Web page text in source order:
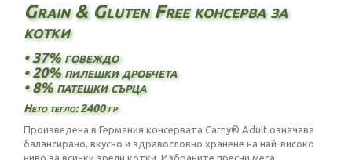
Grain & Gluten Free консерва за
котки
• 37% говеждо
• 20% пилешки дробчета
• 8% патешки сърца
Нето тегло: 2400 гр
Произведена в Германия консервата Carny® Adult означава
балансирано, вкусно и здравословно хранене на най-високо
ниво за всички зрели котки. Избраните пресни меса